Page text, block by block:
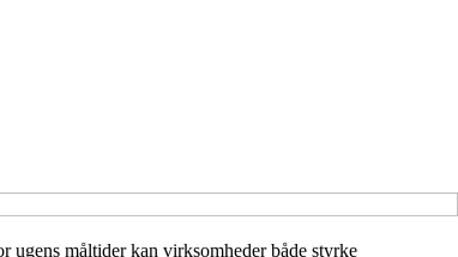
måltider kan virksomheder både styrke